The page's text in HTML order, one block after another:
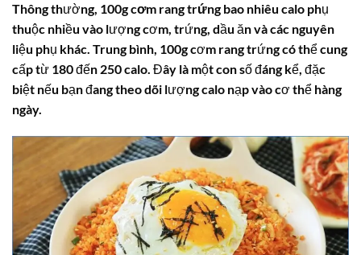
Thông thường, 100g cơm rang trứng bao nhiêu calo phụ
thuộc nhiều vào lượng cơm, trứng, dầu ăn và các nguyên
liệu phụ khác. Trung bình, 100g cơm rang trứng có thể cung
cấp từ 180 đến 250 calo. Đây là một con số đáng kể, đặc
biệt nếu bạn đang theo dõi lượng calo nạp vào cơ thể hàng
ngày.